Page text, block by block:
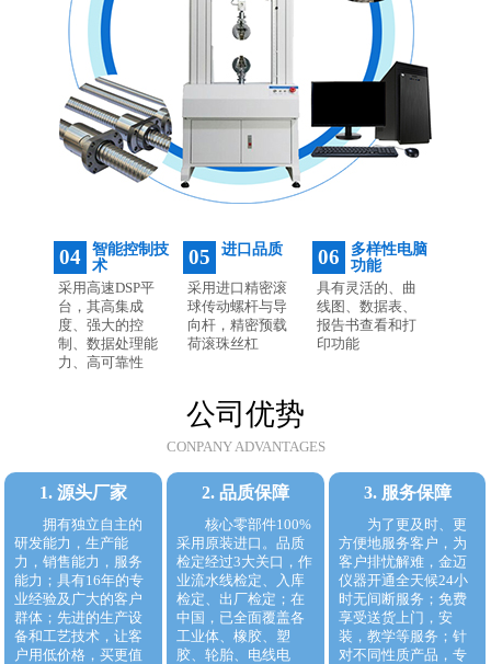
04
智能控制技
术
采用高速DSP平
台，其高集成
度、强大的控
制、数据处理能
力、高可靠性
05 进口品质
采用进口精密滚
球传动螺杆与导
向杆，精密预载
荷滚珠丝杠
06
多样性电脑
功能
具有灵活的、曲
线图、数据表、
报告书查看和打
印功能
公司优势
CONPANY ADVANTAGES
1. 源头厂家
拥有独立自主的
研发能力，生产能
力，销售能力，服务
能力；具有16年的专
业经验及广大的客户
群体；先进的生产设
备和工艺技术，让客
户用低价格，买更值
2. 品质保障
核心零部件100%
采用原装进口。品质
检定经过3大关口，作
业流水线检定、入库
检定、出厂检定；在
中国，已全面覆盖各
工业体、橡胶、塑
胶、轮胎、电线电
3. 服务保障
为了更及时、更
方便地服务客户，为
客户排忧解难，金迈
仪器开通全天候24小
时无间断服务；免费
享受送货上门，安
装，教学等服务；针
对不同性质产品，专